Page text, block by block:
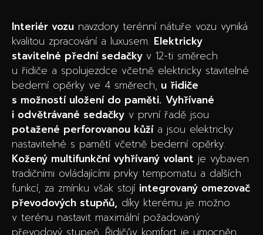
Interiér vozu navzdory terénní nátuře vozu vyniká
kvalitou zpracování a luxusem. Elektricky
stavitelné přední sedačky v 12-ti směrech
u řidiče a spolujezdce včetně elektricky stavitelné
bederní opěrky ve 4 směrech, u řidiče
s možností uložení do paměti. Vyhřívané
i odvětrávané sedačky v první řadě jsou
potažené perforovanou kůžía jsou elektricky
nastavitelné s pamětí včetně bederní opěrky.
Kožený multifunkční vyhřívaný volant je vybaven
tradičními ovládajícími prvky tempomatu a dalších
funkcí, za zmínku však stojí integrovaný omezovač
převodových stupňů, díky kterému je možno
v terénu nastavit maximální požadovaný